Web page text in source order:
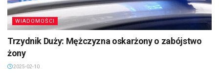
WIADOMOŚCI
Trzydnik Duży: Mężczyzna oskarżony o zabójstwo
żony
2025-02-10